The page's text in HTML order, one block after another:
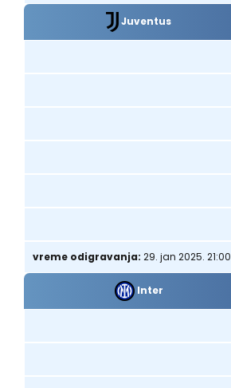
Juventus
vreme odigravanja: 29. jan 2025. 21:00
Inter